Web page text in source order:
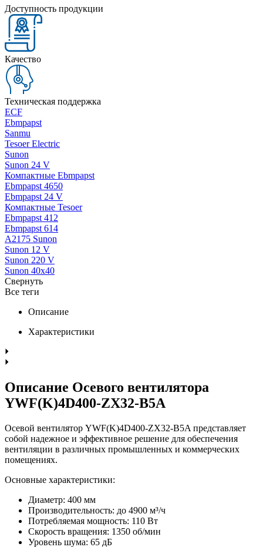
Доступность продукции
Качество
Техническая поддержка
ECF
Ebmpapst
Sanmu
Tesoer Electric
Sunon
Sunon 24 V
Компактные Ebmpapst
Ebmpapst 4650
Ebmpapst 24 V
Компактные Tesoer
Ebmpapst 412
Ebmpapst 614
A2175 Sunon
Sunon 12 V
Sunon 220 V
Sunon 40x40
Свернуть
Все теги
Описание
Характеристики
Описание Осевого вентилятора
YWF(K)4D400-ZX32-B5A
Осевой вентилятор YWF(K)4D400-ZX32-B5A представляет
собой надежное и эффективное решение для обеспечения
вентиляции в различных промышленных и коммерческих
помещениях.
Основные характеристики:
Диаметр: 400 мм
Производительность: до 4900 м³/ч
Потребляемая мощность: 110 Вт
Скорость вращения: 1350 об/мин
Уровень шума: 65 дБ